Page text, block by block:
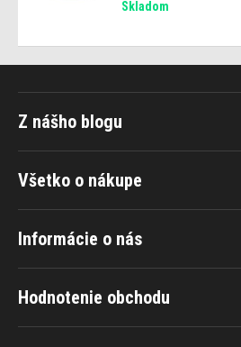
Skladom
Všetko o nákupe
Informácie o nás
Hodnotenie obchodu
Z nášho blogu